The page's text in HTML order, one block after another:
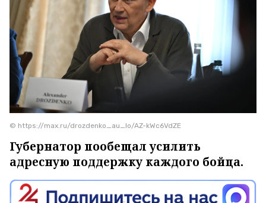
© https://max.ru/drozdenko_au_lo/AZ-kWc6VdZE
Губернатор пообещал усилить
адресную поддержку каждого бойца.